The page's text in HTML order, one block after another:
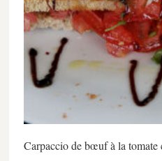
Carpaccio de bœuf à la